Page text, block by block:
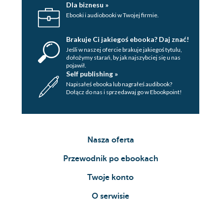
Dla biznesu »
Ebooki i audiobooki w Twojej firmie.
Brakuje Ci jakiegoś ebooka? Daj znać!
Jeśli w naszej ofercie brakuje jakiegoś tytulu,
dołożymy starań, by jak najszybciej się u nas
pojawił.
Self publishing »
Napisałeś ebooka lub nagrałeś audibook?
Dołącz do nas i sprzedawaj go w Ebookpoint!
Nasza oferta
Przewodnik po ebookach
Twoje konto
O serwisie